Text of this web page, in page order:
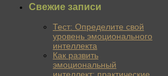
Свежие записи
Тест: Определите свой
уровень эмоционального
интеллекта
Как развить
эмоциональный